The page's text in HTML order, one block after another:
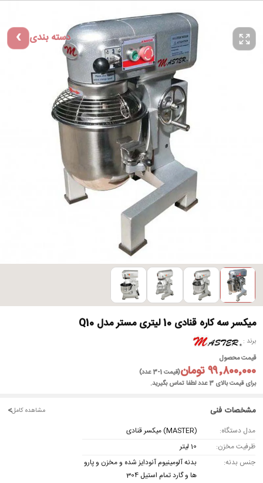
دسته بندی
میکسر سه کاره قنادی 10 لیتری مستر مدل Q10
برند
قیمت محصول
۹۹٬۸۰۰٬۰۰۰ تومان
(قیمت 1-3 عدد)
برای قیمت بالای 3 عدد لطفا تماس بگیرید.
مشخصات فنی مشاهده کامل<
مدل دستگاه:
(MASTER) میکسر قنادی
ظرفیت مخزن:
10 لیتر
جنس بدنه:
بدنه آلومینیوم آنودایز شده و مخزن و پارو
ها و گارد تمام استیل 304